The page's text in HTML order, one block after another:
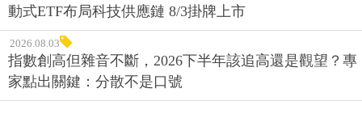
動式ETF布局科技供應鏈 8/3掛牌上市
2026.08.03
指數創高但雜音不斷，2026下半年該追高還是觀望？專
家點出關鍵：分散不是口號